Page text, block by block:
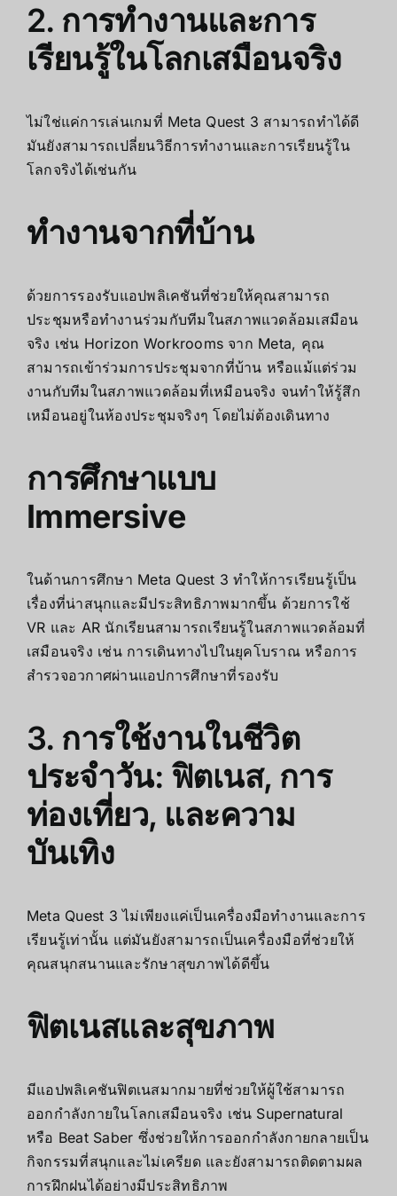
2. การทำงานและการ
เรียนรู้ในโลกเสมือนจริง
ไม่ใช่แค่การเล่นเกมที่ Meta Quest 3 สามารถทำได้ดี
มันยังสามารถเปลี่ยนวิธีการทำงานและการเรียนรู้ใน
โลกจริงได้เช่นกัน
ทำงานจากที่บ้าน
ด้วยการรองรับแอปพลิเคชันที่ช่วยให้คุณสามารถ
ประชุมหรือทำงานร่วมกับทีมในสภาพแวดล้อมเสมือน
จริง เช่น Horizon Workrooms จาก Meta, คุณ
สามารถเข้าร่วมการประชุมจากที่บ้าน หรือแม้แต่ร่วม
งานกับทีมในสภาพแวดล้อมที่เหมือนจริง จนทำให้รู้สึก
เหมือนอยู่ในห้องประชุมจริงๆ โดยไม่ต้องเดินทาง
การศึกษาแบบ
Immersive
ในด้านการศึกษา Meta Quest 3 ทำให้การเรียนรู้เป็น
เรื่องที่น่าสนุกและมีประสิทธิภาพมากขึ้น ด้วยการใช้
VR และ AR นักเรียนสามารถเรียนรู้ในสภาพแวดล้อมที่
เสมือนจริง เช่น การเดินทางไปในยุคโบราณ หรือการ
สำรวจอวกาศผ่านแอปการศึกษาที่รองรับ
3. การใช้งานในชีวิต
ประจำวัน: ฟิตเนส, การ
ท่องเที่ยว, และความ
บันเทิง
Meta Quest 3 ไม่เพียงแค่เป็นเครื่องมือทำงานและการ
เรียนรู้เท่านั้น แต่มันยังสามารถเป็นเครื่องมือที่ช่วยให้
คุณสนุกสนานและรักษาสุขภาพได้ดีขึ้น
ฟิตเนสและสุขภาพ
มีแอปพลิเคชันฟิตเนสมากมายที่ช่วยให้ผู้ใช้สามารถ
ออกกำลังกายในโลกเสมือนจริง เช่น Supernatural
หรือ Beat Saber ซึ่งช่วยให้การออกกำลังกายกลายเป็น
กิจกรรมที่สนุกและไม่เครียด และยังสามารถติดตามผล
การฝึกฝนได้อย่างมีประสิทธิภาพ